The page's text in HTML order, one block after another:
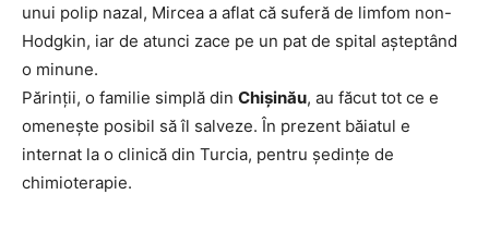
unui polip nazal, Mircea a aflat că suferă de limfom non-
Hodgkin, iar de atunci zace pe un pat de spital așteptând
o minune.
Părinții, o familie simplă din Chișinău, au făcut tot ce e
omenește posibil să îl salveze. În prezent băiatul e
internat la o clinică din Turcia, pentru ședințe de
chimioterapie.